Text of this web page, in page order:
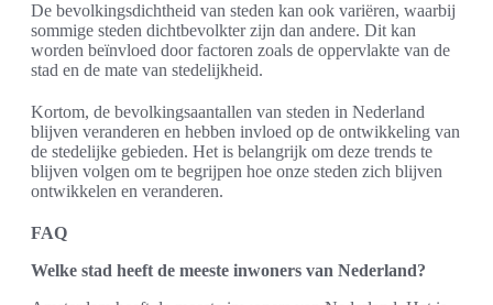
De bevolkingsdichtheid van steden kan ook variëren, waarbij
sommige steden dichtbevolkter zijn dan andere. Dit kan
worden beïnvloed door factoren zoals de oppervlakte van de
stad en de mate van stedelijkheid.
Kortom, de bevolkingsaantallen van steden in Nederland
blijven veranderen en hebben invloed op de ontwikkeling van
de stedelijke gebieden. Het is belangrijk om deze trends te
blijven volgen om te begrijpen hoe onze steden zich blijven
ontwikkelen en veranderen.
FAQ
Welke stad heeft de meeste inwoners van Nederland?